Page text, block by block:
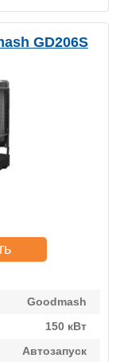
GD206S
Goodmash
150 кВт
Автозапуск